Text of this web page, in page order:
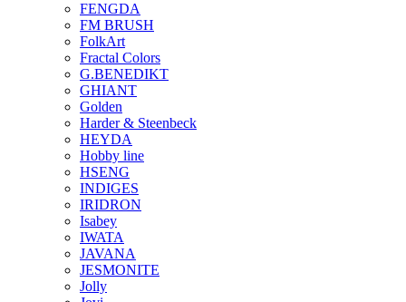
FENGDA
FM BRUSH
FolkArt
Fractal Colors
G.BENEDIKT
GHIANT
Golden
Harder & Steenbeck
HEYDA
Hobby line
HSENG
INDIGES
IRIDRON
Isabey
IWATA
JAVANA
JESMONITE
Jolly